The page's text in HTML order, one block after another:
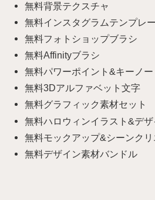
無料背景テクスチャ
無料インスタグラムテンプレ
無料フォトショップブラシ
無料Affinityブラシ
無料パワーポイント&キーノー
無料3Dアルファベット文字
無料グラフィック素材セット
無料ハロウィンイラスト&デ
無料モックアップ&シーンク
無料デザイン素材バンドル